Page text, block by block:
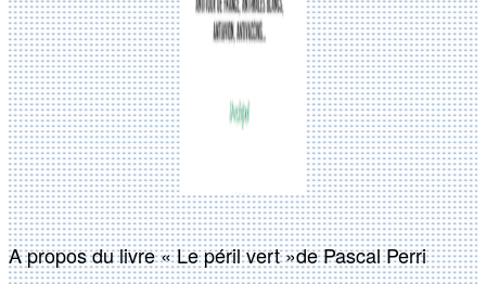
A propos du livre « Le péril vert »de Pascal Perri